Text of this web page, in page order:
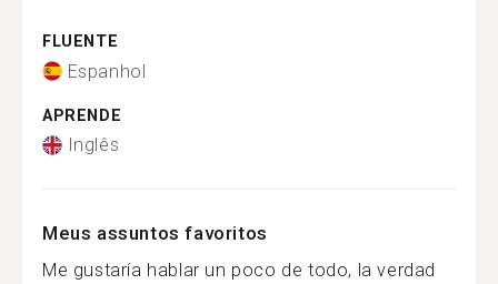
FLUENTE
Espanhol
APRENDE
Inglês
Meus assuntos favoritos
Me gustaría hablar un poco de todo, la verdad